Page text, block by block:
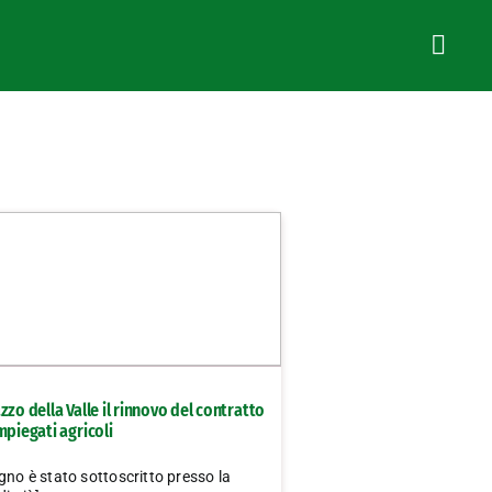
della Valle il rinnovo del contratto
agricoli
è stato sottoscritto presso la